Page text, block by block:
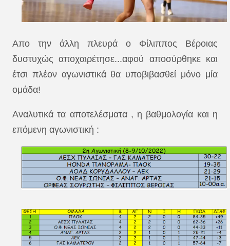
Απο την άλλη πλευρά ο Φίλιππος Βέροιας
δυστυχώς αποχαιρέτησε...αφού αποσύρθηκε και
έτσι πλέον αγωνιστικά θα υποβιβασθεί μόνο μία
ομάδα!
Αναλυτικά τα αποτελέσματα , η βαθμολογία και η
επόμενη αγωνιστική :